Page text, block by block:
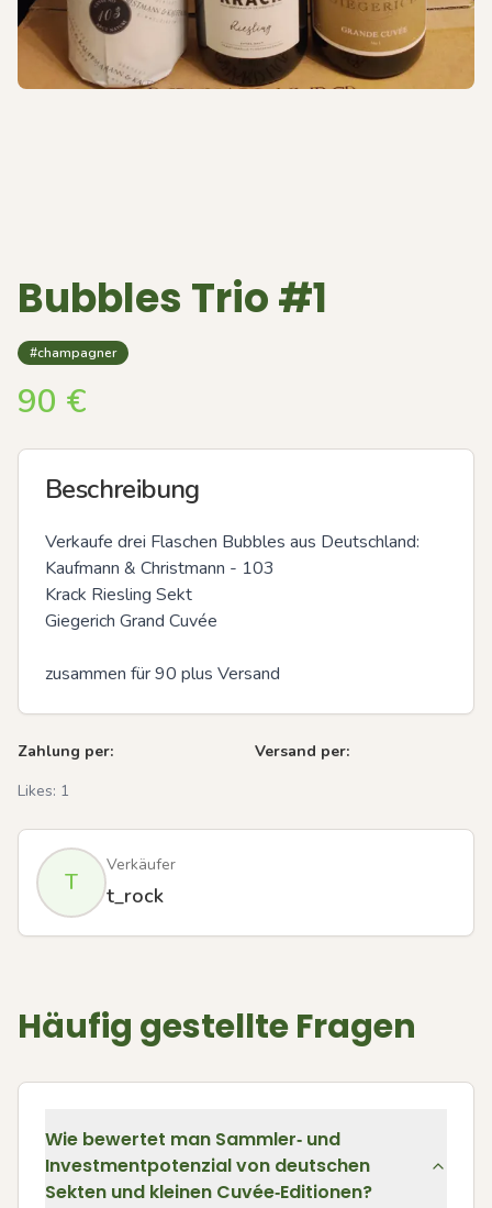
Bubbles Trio #1
#champagner
90 €
Beschreibung
Verkaufe drei Flaschen Bubbles aus Deutschland:
Kaufmann & Christmann - 103
Krack Riesling Sekt
Giegerich Grand Cuvée
zusammen für 90 plus Versand
Zahlung per:
Versand per:
Likes: 1
T
Verkäufer
t_rock
Häufig gestellte Fragen
Wie bewertet man Sammler‑ und
Investmentpotenzial von deutschen
Sekten und kleinen Cuvée‑Editionen?